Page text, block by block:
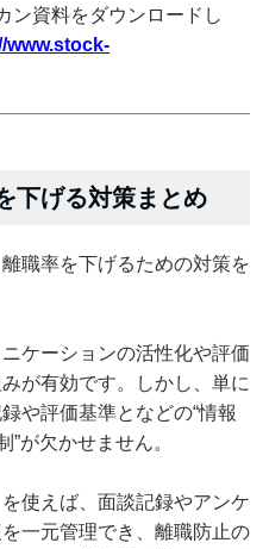
ン資料をダウンロードし
www.stock-
下げる対策まとめ
職率を下げるための対策を
ケーションの活性化や評価
が有効です。しかし、単に
や評価基準となどの“情報
”が欠かせません。
使えば、面談記録やアンケ
一元管理でき、離職防止の